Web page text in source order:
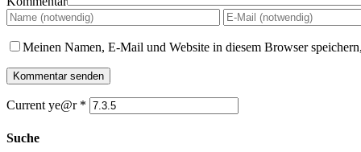
Meinen Namen, E-Mail und Website in diesem Browser
Current ye@r *
Suche